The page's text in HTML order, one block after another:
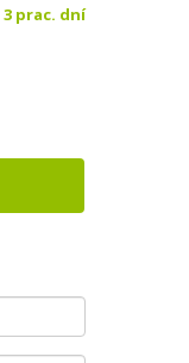
3 prac. dní